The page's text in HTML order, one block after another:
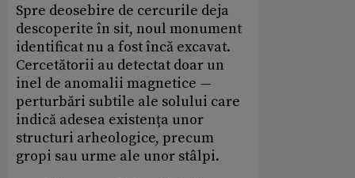
Spre deosebire de cercurile deja
descoperite în sit, noul monument
identificat nu a fost încă excavat.
Cercetătorii au detectat doar un
inel de anomalii magnetice —
perturbări subtile ale solului care
indică adesea existența unor
structuri arheologice, precum
gropi sau urme ale unor stâlpi.